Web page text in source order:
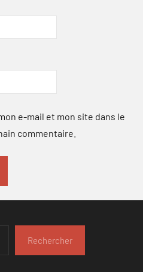
e-mail et mon site dans le
commentaire.
Rechercher